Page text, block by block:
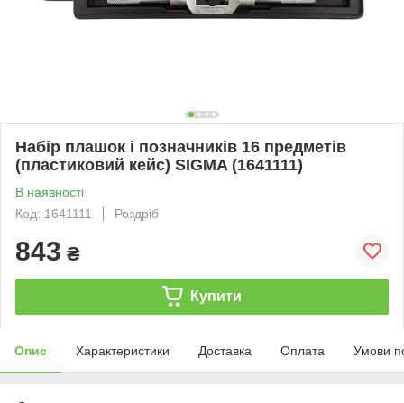
Набір плашок і позначників 16 предметів
(пластиковий кейс) SIGMA (1641111)
В наявності
Код: 1641111
Роздріб
843 ₴
Купити
Опис Характеристики Доставка Оплата Умови